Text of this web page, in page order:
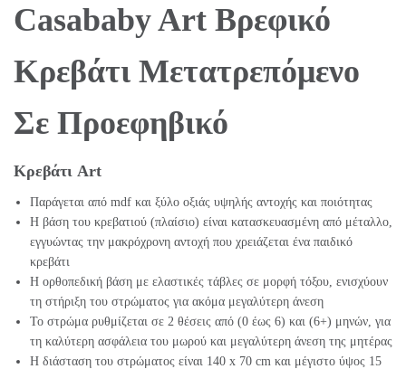
Casababy Art Βρεφικό
Κρεβάτι Μετατρεπόμενο
Σε Προεφηβικό
Κρεβάτι Art
Παράγεται από mdf και ξύλο οξιάς υψηλής αντοχής και ποιότητας
Η βάση του κρεβατιού (πλαίσιο) είναι κατασκευασμένη από μέταλλο,
εγγυώντας την μακρόχρονη αντοχή που χρειάζεται ένα παιδικό
κρεβάτι
Η ορθοπεδική βάση με ελαστικές τάβλες σε μορφή τόξου, ενισχύουν
τη στήριξη του στρώματος για ακόμα μεγαλύτερη άνεση
Το στρώμα ρυθμίζεται σε 2 θέσεις από (0 έως 6) και (6+) μηνών, για
τη καλύτερη ασφάλεια του μωρού και μεγαλύτερη άνεση της μητέρας
Η διάσταση του στρώματος είναι 140 x 70 cm και μέγιστο ύψος 15